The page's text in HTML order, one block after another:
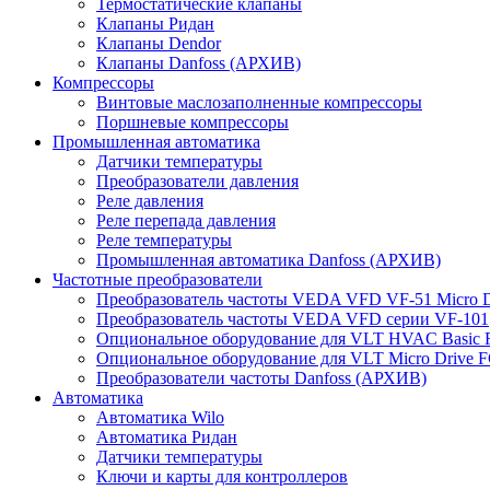
Термостатические клапаны
Клапаны Ридан
Клапаны Dendor
Клапаны Danfoss (АРХИВ)
Компрессоры
Винтовые маслозаполненные компрессоры
Поршневые компрессоры
Промышленная автоматика
Датчики температуры
Преобразователи давления
Реле давления
Реле перепада давления
Реле температуры
Промышленная автоматика Danfoss (АРХИВ)
Частотные преобразователи
Преобразователь частоты VEDA VFD VF-51 Micro
Преобразователь частоты VEDA VFD серии VF-101
Опциональное оборудование для VLT HVAC Basic
Опциональное оборудование для VLT Micro Drive
Преобразователи частоты Danfoss (АРХИВ)
Автоматика
Автоматика Wilo
Автоматика Ридан
Датчики температуры
Ключи и карты для контроллеров